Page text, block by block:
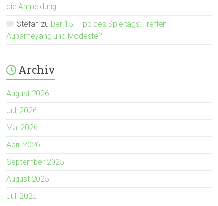
die Anmeldung
Stefan zu Der 15. Tipp des Spieltags: Treffen
Aubameyang und Modeste?
Archiv
August 2026
Juli 2026
Mai 2026
April 2026
September 2025
August 2025
Juli 2025